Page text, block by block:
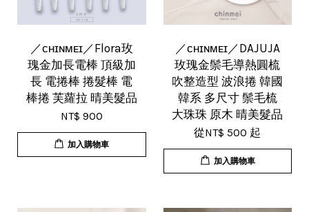
／ᴄʜɪɴᴍᴇɪ／Flora玫
瑰金加長電棒 頂級加
長 電捲棒 捲髮棒 電
棒捲 芙蘿拉 晴美髮品
NT$ 900
加入購物車
／ᴄʜɪɴᴍᴇɪ／DAJUJA
玫瑰金鬃毛導熱圓梳
吹整造型 波浪捲 韓國
韓系 多尺寸 鬃毛梳
大珠珠 原木 晴美髮品
從NT$ 500 起
加入購物車